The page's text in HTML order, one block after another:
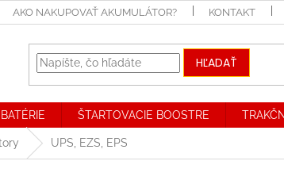
AKO NAKUPOVAŤ AKUMULÁTOR? KONTAKT
HĽADAŤ
ŠTARTOVACIE BOOSTRE
UPS, EZS, EPS